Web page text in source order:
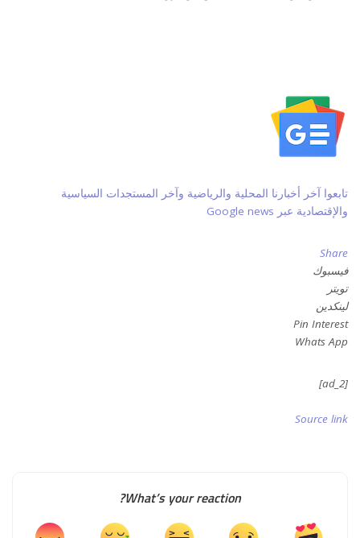
تابعوا آخر أخبارنا المحلية والرياضية وآخر المستجدات السياسية
والإقتصادية عبر Google news
Share
فيسبوك
تويتر
لينكدين
Pin Interest
Whats App
[ad_2]
Source link
What’s your reaction?